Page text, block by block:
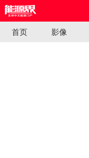
首页 影像